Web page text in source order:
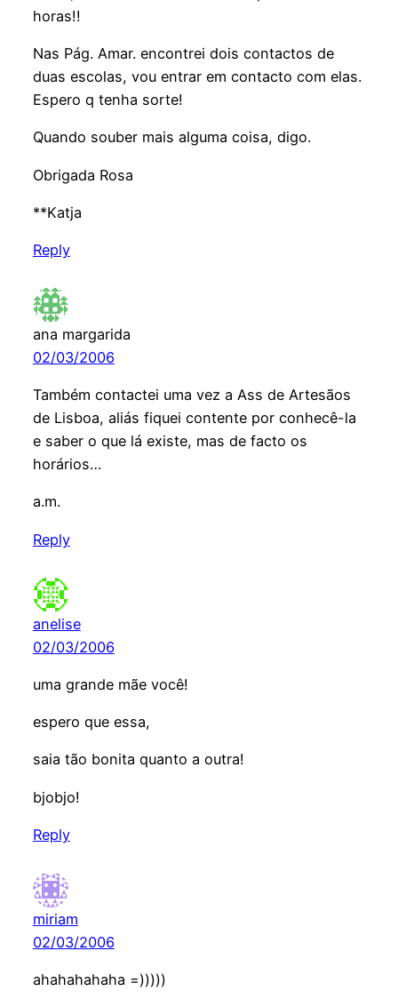
horas!!
Nas Pág. Amar. encontrei dois contactos de
duas escolas, vou entrar em contacto com elas.
Espero q tenha sorte!
Quando souber mais alguma coisa, digo.
Obrigada Rosa
**Katja
Reply
ana margarida
02/03/2006
Também contactei uma vez a Ass de Artesãos
de Lisboa, aliás fiquei contente por conhecê-la
e saber o que lá existe, mas de facto os
horários…
a.m.
Reply
anelise
02/03/2006
uma grande mãe você!
espero que essa,
saia tão bonita quanto a outra!
bjobjo!
Reply
miriam
02/03/2006
ahahahahaha =)))))